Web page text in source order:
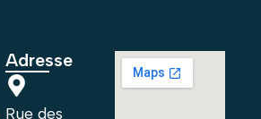
Adresse
Rue des